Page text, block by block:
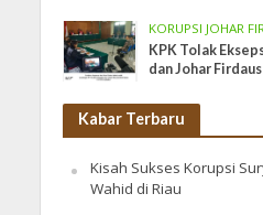
KORUPSI JOHAR
KPK Tolak
dan Johar Firdaus
Kabar Terbaru
Kisah Sukses Korupsi
Wahid di Riau